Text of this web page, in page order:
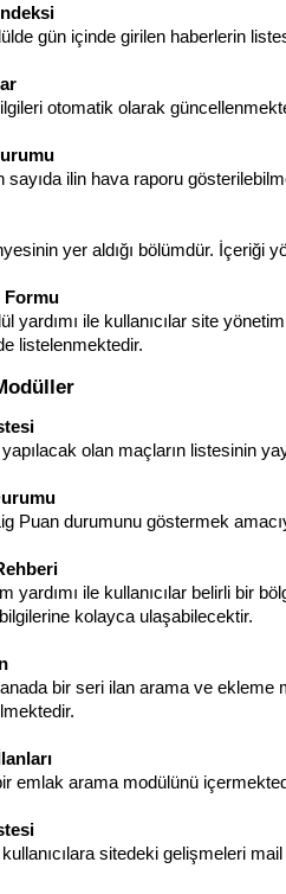
gün içinde girilen haberlerin
otomatik olarak
sayıda ilin hava raporu
yer aldığı bölümdür. İçeriği
Formu
yardımı ile kullanıcılar site
listelenmektedir.
olan maçların listesinin
Puan durumunu göstermek
yardımı ile kullanıcılar belirli bir
kolayca ulaşabilecektir.
bir seri ilan arama ve ekleme
emlak arama modülünü
kullanıcılara sitedeki gelişmeleri